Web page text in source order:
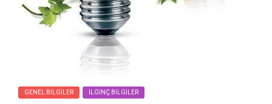
GENEL BILGILER İLGINÇ BILGILER